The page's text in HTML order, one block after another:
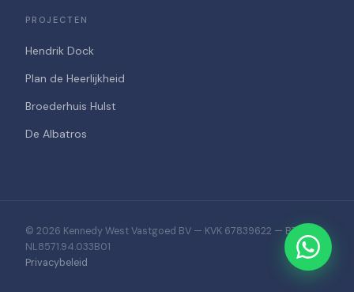
PROJECTEN
Hendrik Dock
Plan de Heerlijkheid
Broederhuis Hulst
De Albatros
© 2026 Kennedy West Vastgoed BV — KVK 67839622 — BTW
NL8571.94.033B01
Privacybeleid